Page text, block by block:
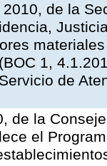
de la
1,
de
de la
el